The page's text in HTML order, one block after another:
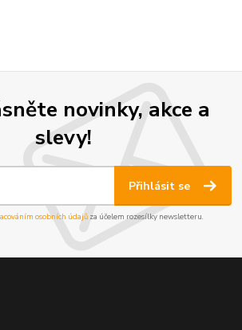
novinky, akce a
slevy!
Přihlásit se
osobních údajůza účelem rozesílky newsletteru.